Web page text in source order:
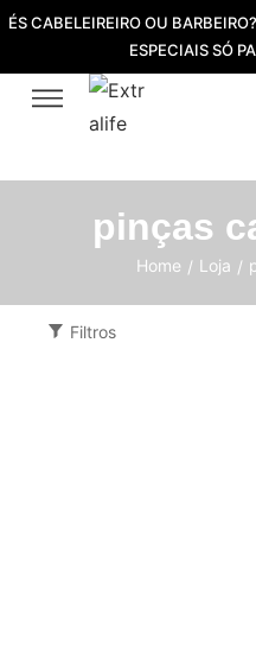
ÉS CABELEIREIRO OU BARBEIRO?
ESPECIAIS SÓ
pinças
Home / Loja /
Filtros